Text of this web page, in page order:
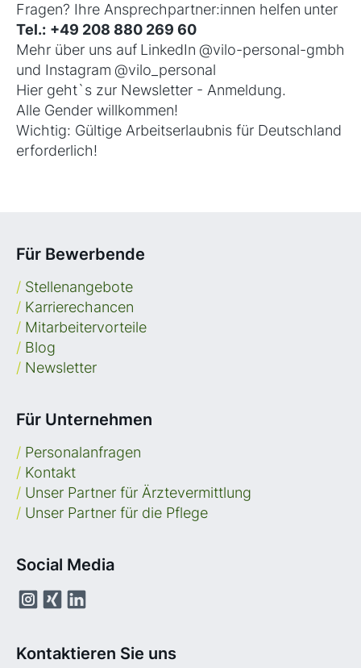
Fragen? Ihre Ansprechpartner:innen helfen unter
Tel.: +49 208 880 269 60
Mehr über uns auf LinkedIn @vilo-personal-gmbh
und Instagram @vilo_personal
Hier geht`s zur Newsletter - Anmeldung.
Alle Gender willkommen!
Wichtig: Gültige Arbeitserlaubnis für Deutschland
erforderlich!
Für Bewerbende
/ Stellenangebote
/ Karrierechancen
/ Mitarbeitervorteile
/ Blog
/ Newsletter
Für Unternehmen
/ Personalanfragen
/ Kontakt
/ Unser Partner für Ärztevermittlung
/ Unser Partner für die Pflege
Social Media
Kontaktieren Sie uns